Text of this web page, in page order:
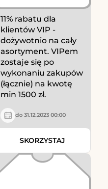
11% rabatu dla
klientów VIP -
dożywotnio na cały
asortyment. VIPem
zostaje się po
wykonaniu zakupów
(łącznie) na kwotę
min 1500 zł.
do 31.12.2023 00:00
SKORZYSTAJ